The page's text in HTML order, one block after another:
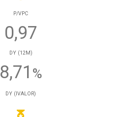
P/VPC
0,97
DY (12M)
8,71 %
DY (IVALOR)